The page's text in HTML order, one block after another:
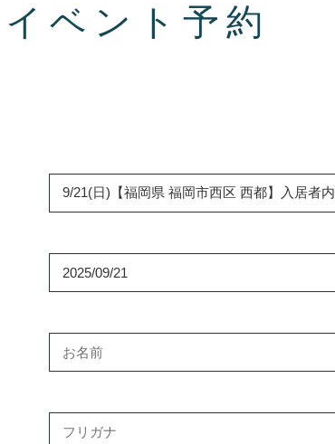
イベント予約